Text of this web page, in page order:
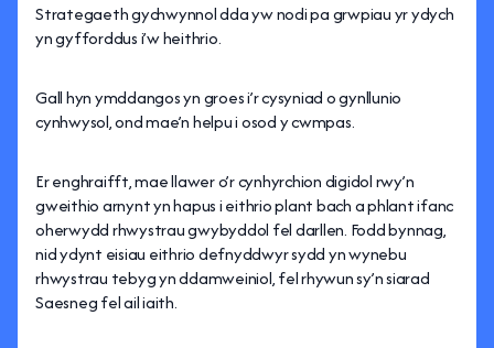
Strategaeth gychwynnol dda yw nodi pa grwpiau yr ydych
yn gyfforddus i’w heithrio.
Gall hyn ymddangos yn groes i’r cysyniad o gynllunio
cynhwysol, ond mae’n helpu i osod y cwmpas.
Er enghraifft, mae llawer o’r cynhyrchion digidol rwy’n
gweithio arnynt yn hapus i eithrio plant bach a phlant ifanc
oherwydd rhwystrau gwybyddol fel darllen. Fodd bynnag,
nid ydynt eisiau eithrio defnyddwyr sydd yn wynebu
rhwystrau tebyg yn ddamweiniol, fel rhywun sy’n siarad
Saesneg fel ail iaith.